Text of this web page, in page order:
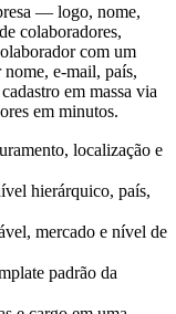
— logo, nome,
colaboradores,
com um
e-mail, país,
em massa via
em minutos.
localização e
hierárquico, país,
mercado e nível de
padrão da